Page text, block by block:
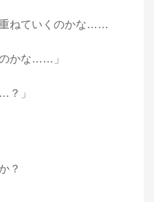
ねていくのかな……
のかな……」
？」
？